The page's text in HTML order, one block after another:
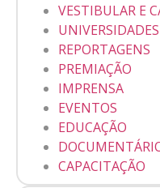
VESTIBULAR E
UNIVERSIDADES
REPORTAGENS
PREMIAÇÃO
IMPRENSA
EVENTOS
EDUCAÇÃO
CAPACITAÇÃO